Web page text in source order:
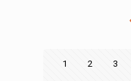
1 2 3